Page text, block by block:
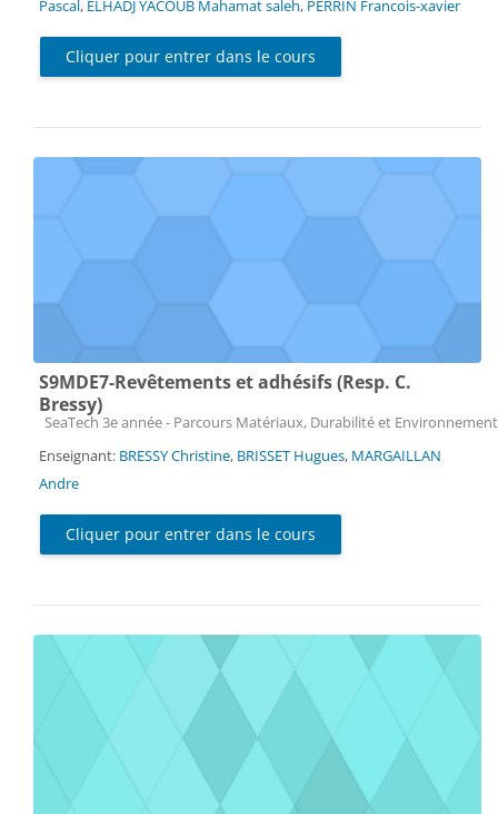
Pascal, ELHADJ YACOUB Mahamat saleh, PERRIN Francois-xavier
Cliquer pour entrer dans le cours
S9MDE7-Revêtements et adhésifs (Resp. C.
Bressy)
Catégorie de cours
SeaTech 3e année - Parcours Matériaux, Durabilité et Environnement
Enseignant: BRESSY Christine, BRISSET Hugues, MARGAILLAN
Andre
Cliquer pour entrer dans le cours